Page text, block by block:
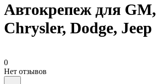
Автокрепеж для GM,
Chrysler, Dodge, Jeep
0
Нет отзывов